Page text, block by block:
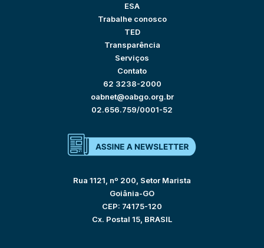
ESA
Trabalhe conosco
TED
Transparência
Serviços
Contato
62 3238-2000
oabnet@oabgo.org.br
02.656.759/0001-52
Rua 1121, nº 200, Setor Marista
Goiânia-GO
CEP: 74175-120
Cx. Postal 15, BRASIL